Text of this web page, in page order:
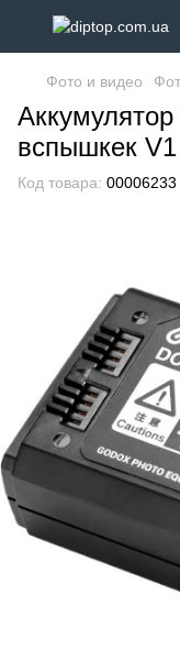
Фото и видео
вспышкек V1
Код товара: 00006233